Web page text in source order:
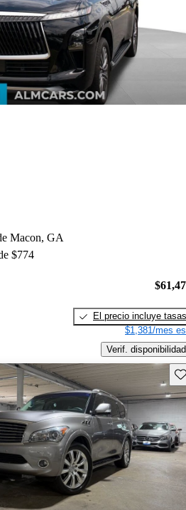
Macon, GA
$774
El precio incluye tasas
$1,381/mes
Verif. disponibilidad